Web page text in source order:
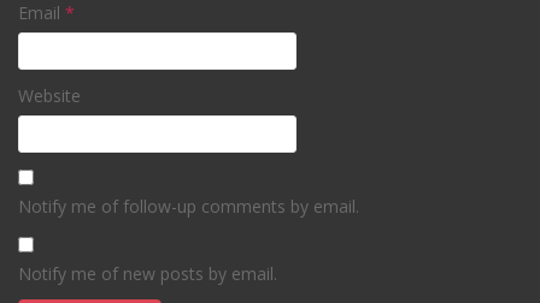
Email *
Website
Notify me of follow-up comments by email.
Notify me of new posts by email.